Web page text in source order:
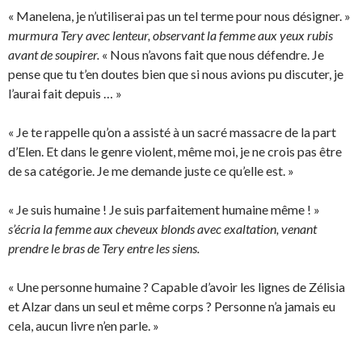
« Manelena, je n’utiliserai pas un tel terme pour nous désigner. »
murmura Tery avec lenteur, observant la femme aux yeux rubis
avant de soupirer. « Nous n’avons fait que nous défendre. Je
pense que tu t’en doutes bien que si nous avions pu discuter, je
l’aurai fait depuis … »
« Je te rappelle qu’on a assisté à un sacré massacre de la part
d’Elen. Et dans le genre violent, même moi, je ne crois pas être
de sa catégorie. Je me demande juste ce qu’elle est. »
« Je suis humaine ! Je suis parfaitement humaine même ! »
s’écria la femme aux cheveux blonds avec exaltation, venant
prendre le bras de Tery entre les siens.
« Une personne humaine ? Capable d’avoir les lignes de Zélisia
et Alzar dans un seul et même corps ? Personne n’a jamais eu
cela, aucun livre n’en parle. »